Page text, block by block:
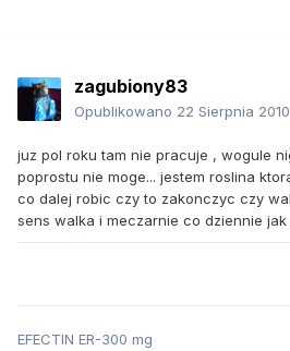
zagubiony83
Opublikowano 22 Sierpnia 2010
juz pol roku tam nie pracuje , wogule
poprostu nie moge... jestem roslina
co dalej robic czy to zakonczyc czy
sens walka i meczarnie co dziennie
EFECTIN ER-300 mg